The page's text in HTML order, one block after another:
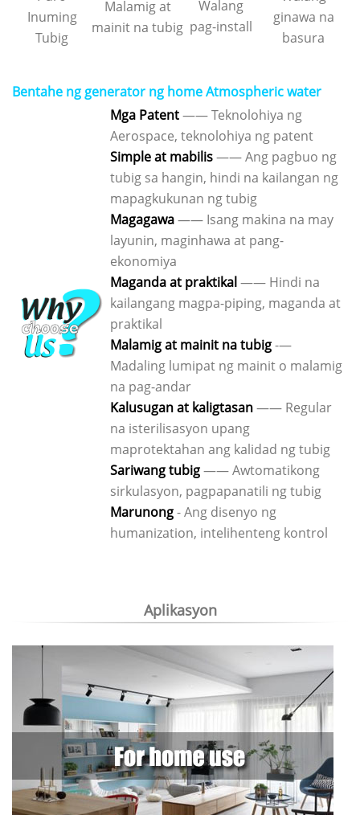
Inuming
Tubig
Malamig at
mainit na tubig
Walang
pag-install
ginawa na
basura
Bentahe ng generator ng home Atmospheric water
Mga Patent—— Teknolohiya ng
Aerospace, teknolohiya ng patent
Simple at mabilis—— Ang pagbuo ng
tubig sa hangin, hindi na kailangan ng
mapagkukunan ng tubig
Magagawa—— Isang makina na may
layunin, maginhawa at pang-
ekonomiya
Maganda at praktikal—— Hindi na
kailangang magpa-piping, maganda at
praktikal
Malamig at mainit na tubig-—
Madaling lumipat ng mainit o malamig
na pag-andar
Kalusugan at kaligtasan—— Regular
na isterilisasyon upang
maprotektahan ang kalidad ng tubig
Sariwang tubig—— Awtomatikong
sirkulasyon, pagpapanatili ng tubig
Marunong- Ang disenyo ng
humanization, intelihenteng kontrol
Aplikasyon